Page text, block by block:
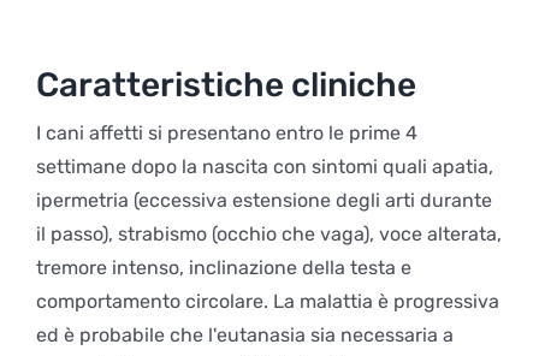
Caratteristiche cliniche
I cani affetti si presentano entro le prime 4
settimane dopo la nascita con sintomi quali apatia,
ipermetria (eccessiva estensione degli arti durante
il passo), strabismo (occhio che vaga), voce alterata,
tremore intenso, inclinazione della testa e
comportamento circolare. La malattia è progressiva
ed è probabile che l'eutanasia sia necessaria a